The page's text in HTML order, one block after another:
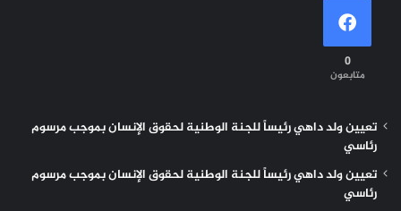
0
متابعون
تعيين ولد داهي رئيساً للجنة الوطنية لحقوق الإنسان بموجب مرسوم
رئاسي
تعيين ولد داهي رئيساً للجنة الوطنية لحقوق الإنسان بموجب مرسوم
رئاسي